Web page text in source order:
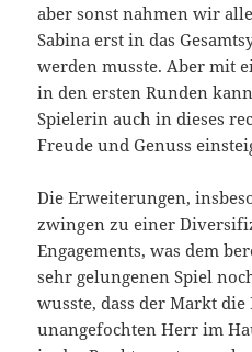
aber sonst nahmen wir
Sabina erst in das
werden musste. Aber mit
in den ersten Runden
Spielerin auch in dieses
Freude und Genuss
Die Erweiterungen,
zwingen zu einer
Engagements, was dem
sehr gelungenen Spiel
wusste, dass der Markt
unangefochten Herr im